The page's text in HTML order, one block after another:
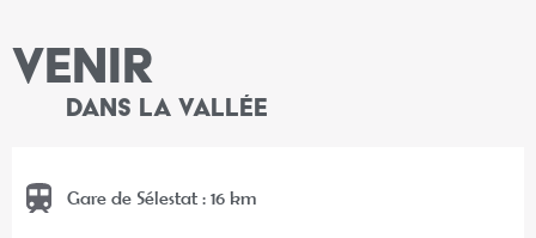
VENIR
DANS LA VALLÉE
Gare de Sélestat : 16 km